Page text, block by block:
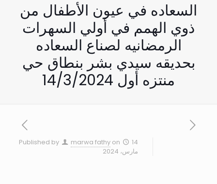
السعاده في عيون الأطفال من
ذوي الهمم في أولي السهرات
الرمضانيه لصناع السعاده
بحديقه سيدي بشر بنطاق حي
منتزه أول 14/3/2024
Published by marwa fathy on
14
مارس، 2024